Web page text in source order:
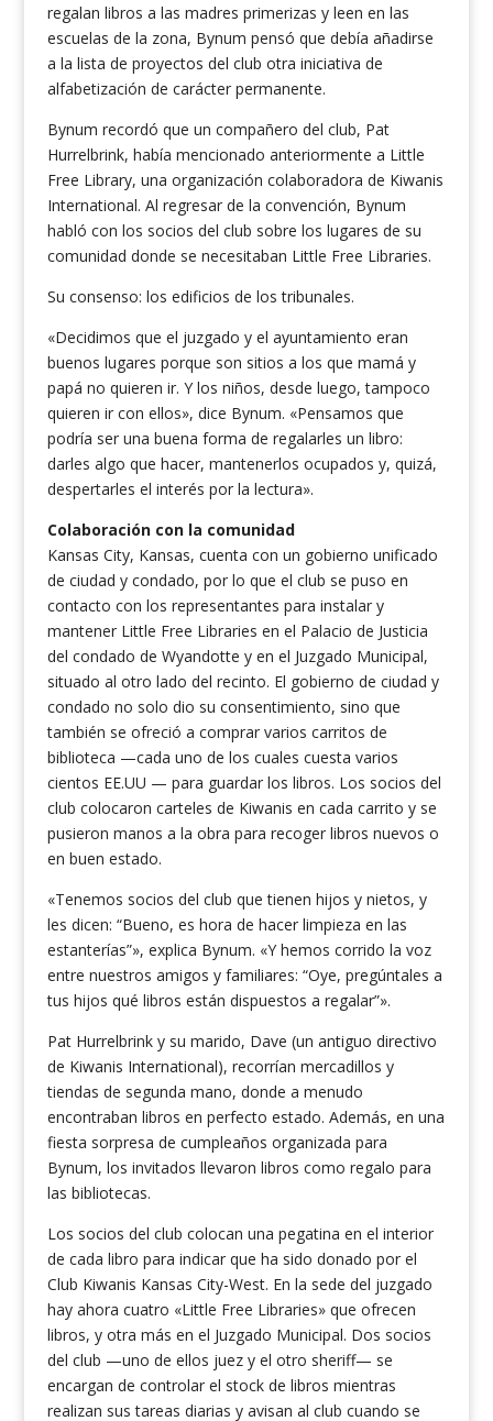
regalan libros a las madres primerizas y leen en las
escuelas de la zona, Bynum pensó que debía añadirse
a la lista de proyectos del club otra iniciativa de
alfabetización de carácter permanente.
Bynum recordó que un compañero del club, Pat
Hurrelbrink, había mencionado anteriormente a Little
Free Library, una organización colaboradora de Kiwanis
International. Al regresar de la convención, Bynum
habló con los socios del club sobre los lugares de su
comunidad donde se necesitaban Little Free Libraries.
Su consenso: los edificios de los tribunales.
«Decidimos que el juzgado y el ayuntamiento eran
buenos lugares porque son sitios a los que mamá y
papá no quieren ir. Y los niños, desde luego, tampoco
quieren ir con ellos», dice Bynum. «Pensamos que
podría ser una buena forma de regalarles un libro:
darles algo que hacer, mantenerlos ocupados y, quizá,
despertarles el interés por la lectura».
Colaboración con la comunidad
Kansas City, Kansas, cuenta con un gobierno unificado
de ciudad y condado, por lo que el club se puso en
contacto con los representantes para instalar y
mantener Little Free Libraries en el Palacio de Justicia
del condado de Wyandotte y en el Juzgado Municipal,
situado al otro lado del recinto. El gobierno de ciudad y
condado no solo dio su consentimiento, sino que
también se ofreció a comprar varios carritos de
biblioteca —cada uno de los cuales cuesta varios
cientos EE.UU — para guardar los libros. Los socios del
club colocaron carteles de Kiwanis en cada carrito y se
pusieron manos a la obra para recoger libros nuevos o
en buen estado.
«Tenemos socios del club que tienen hijos y nietos, y
les dicen: “Bueno, es hora de hacer limpieza en las
estanterías”», explica Bynum. «Y hemos corrido la voz
entre nuestros amigos y familiares: “Oye, pregúntales a
tus hijos qué libros están dispuestos a regalar”».
Pat Hurrelbrink y su marido, Dave (un antiguo directivo
de Kiwanis International), recorrían mercadillos y
tiendas de segunda mano, donde a menudo
encontraban libros en perfecto estado. Además, en una
fiesta sorpresa de cumpleaños organizada para
Bynum, los invitados llevaron libros como regalo para
las bibliotecas.
Los socios del club colocan una pegatina en el interior
de cada libro para indicar que ha sido donado por el
Club Kiwanis Kansas City-West. En la sede del juzgado
hay ahora cuatro «Little Free Libraries» que ofrecen
libros, y otra más en el Juzgado Municipal. Dos socios
del club —uno de ellos juez y el otro sheriff— se
encargan de controlar el stock de libros mientras
realizan sus tareas diarias y avisan al club cuando se